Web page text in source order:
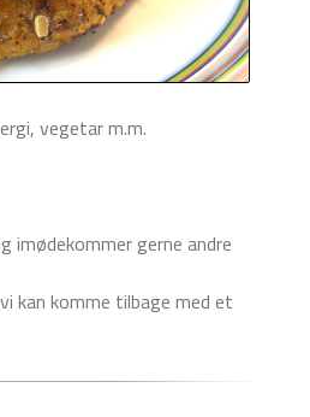
vegetar m.m.
imødekommer gerne andre
kan komme tilbage med et